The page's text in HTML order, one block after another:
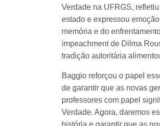
Verdade na UFRGS,
estado e expressou
memória e do
impeachment de Dilma
tradição autoritária
Baggio reforçou o papel
de garantir que as novas
professores com papel
Verdade. Agora, daremos
história e garantir que as